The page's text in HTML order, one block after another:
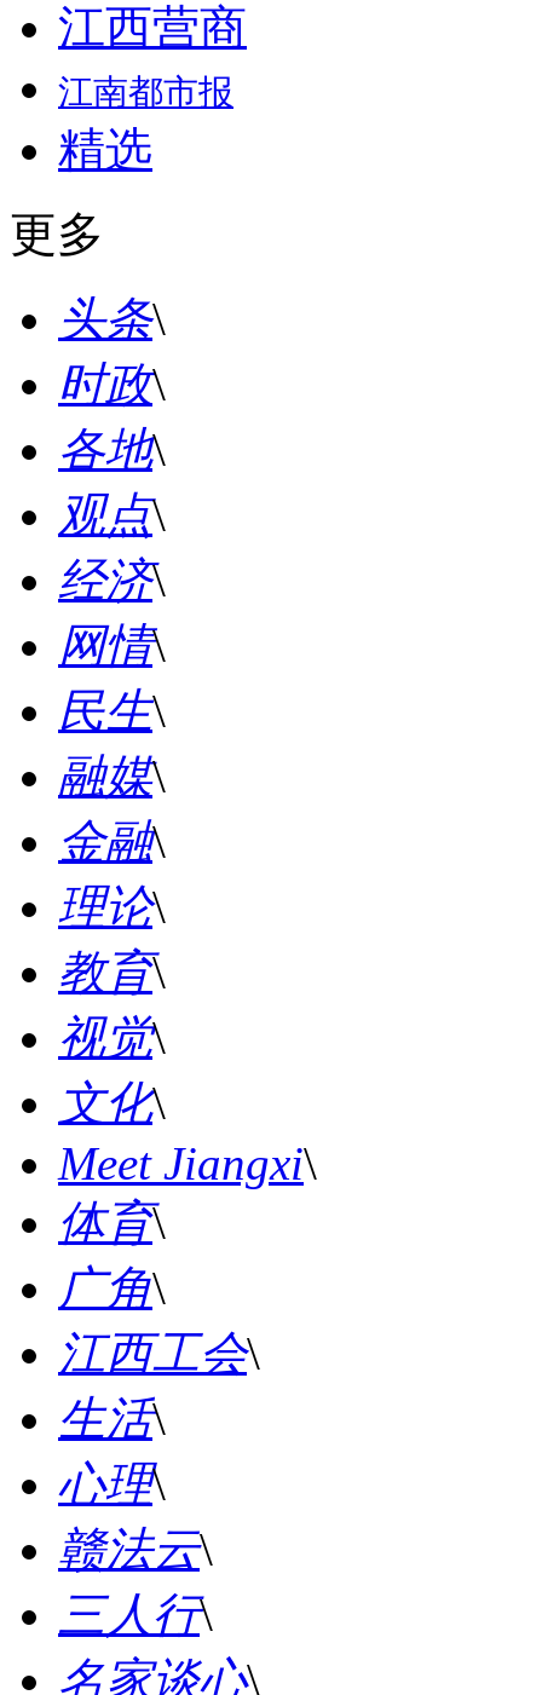
江西营商
江南都市报
精选
更多
头条\
时政\
各地\
观点\
经济\
网情\
民生\
融媒\
金融\
理论\
教育\
视觉\
文化\
Meet Jiangxi\
体育\
广角\
江西工会\
生活\
心理\
赣法云\
三人行\
名家谈心\